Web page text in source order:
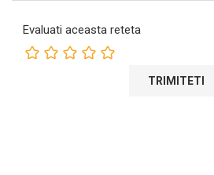
Evaluati aceasta reteta